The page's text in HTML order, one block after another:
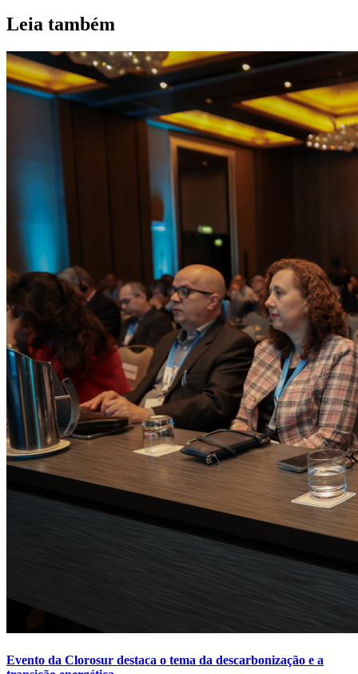
Leia também
Evento da Clorosur destaca o tema da descarbonização e a